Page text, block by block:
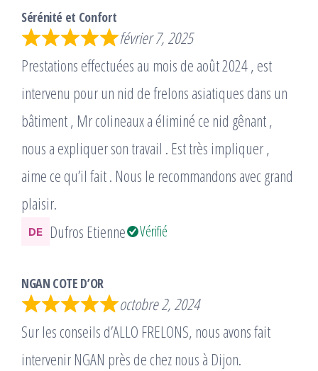
Sérénité et Confort
février 7, 2025
Prestations effectuées au mois de août 2024 , est
intervenu pour un nid de frelons asiatiques dans un
bâtiment , Mr colineaux a éliminé ce nid gênant ,
nous a expliquer son travail . Est très impliquer ,
aime ce qu’il fait . Nous le recommandons avec grand
plaisir.
Dufros Etienne
Vérifié
NGAN COTE D’OR
octobre 2, 2024
Sur les conseils d’ALLO FRELONS, nous avons fait
intervenir NGAN près de chez nous à Dijon.